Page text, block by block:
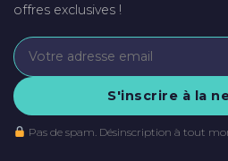
offres exclusives !
S'inscrire à la
Pas de spam. Désinscription à tout